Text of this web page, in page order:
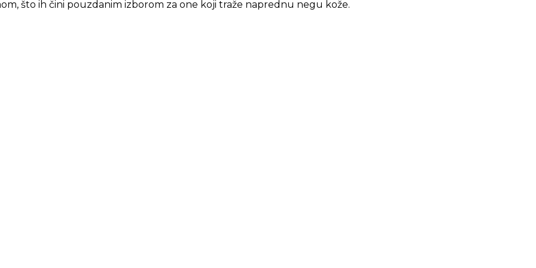
što ih čini pouzdanim izborom za one koji traže naprednu negu kože.